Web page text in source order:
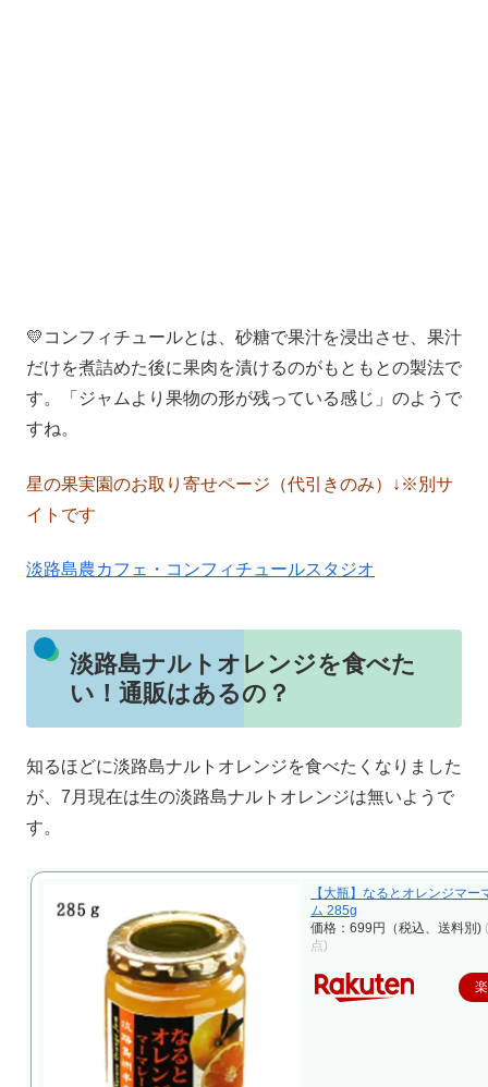
💛コンフィチュールとは、砂糖で果汁を浸出させ、果汁
だけを煮詰めた後に果肉を漬けるのがもともとの製法で
す。「ジャムより果物の形が残っている感じ」のようで
すね。
星の果実園のお取り寄せページ（代引きのみ）↓※別サ
イトです
淡路島農カフェ・コンフィチュールスタジオ
淡路島ナルトオレンジを食べた
い！通販はあるの？
知るほどに淡路島ナルトオレンジを食べたくなりました
が、7月現在は生の淡路島ナルトオレンジは無いようで
す。
【大瓶】なるとオレンジマー
ム 285g
価格：699円（税込、送料別)
点)